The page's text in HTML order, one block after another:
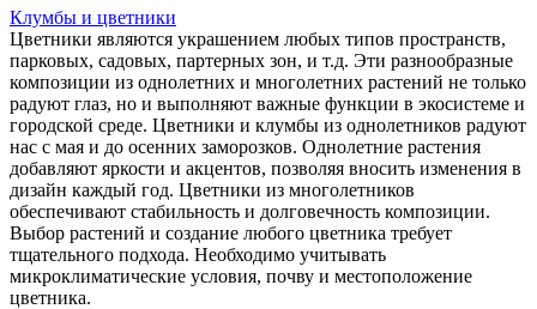
Клумбы и цветники
Цветники являются украшением любых типов пространств,
парковых, садовых, партерных зон, и т.д. Эти разнообразные
композиции из однолетних и многолетних растений не только
радуют глаз, но и выполняют важные функции в экосистеме и
городской среде. Цветники и клумбы из однолетников радуют
нас с мая и до осенних заморозков. Однолетние растения
добавляют яркости и акцентов, позволяя вносить изменения в
дизайн каждый год. Цветники из многолетников
обеспечивают стабильность и долговечность композиции.
Выбор растений и создание любого цветника требует
тщательного подхода. Необходимо учитывать
микроклиматические условия, почву и местоположение
цветника.